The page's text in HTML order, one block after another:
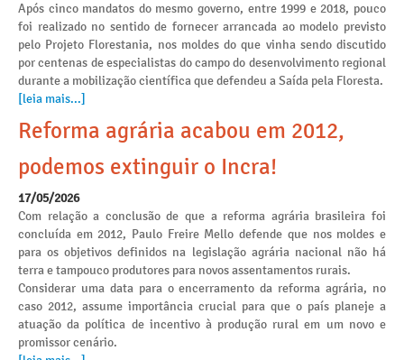
Após cinco mandatos do mesmo governo, entre 1999 e 2018, pouco
foi realizado no sentido de fornecer arrancada ao modelo previsto
pelo Projeto Florestania, nos moldes do que vinha sendo discutido
por centenas de especialistas do campo do desenvolvimento regional
durante a mobilização científica que defendeu a Saída pela Floresta.
[leia mais...]
Reforma agrária acabou em 2012,
podemos extinguir o Incra!
17/05/2026
Com relação a conclusão de que a reforma agrária brasileira foi
concluída em 2012, Paulo Freire Mello defende que nos moldes e
para os objetivos definidos na legislação agrária nacional não há
terra e tampouco produtores para novos assentamentos rurais.
Considerar uma data para o encerramento da reforma agrária, no
caso 2012, assume importância crucial para que o país planeje a
atuação da política de incentivo à produção rural em um novo e
promissor cenário.